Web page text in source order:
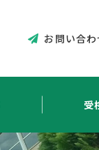
受
お問い合わ